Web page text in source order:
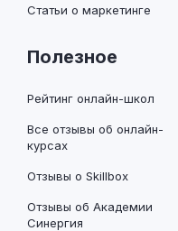
Статьи о маркетинге
Полезное
Рейтинг онлайн-школ
Все отзывы об онлайн-
курсах
Отзывы о Skillbox
Отзывы об Академии
Синергия